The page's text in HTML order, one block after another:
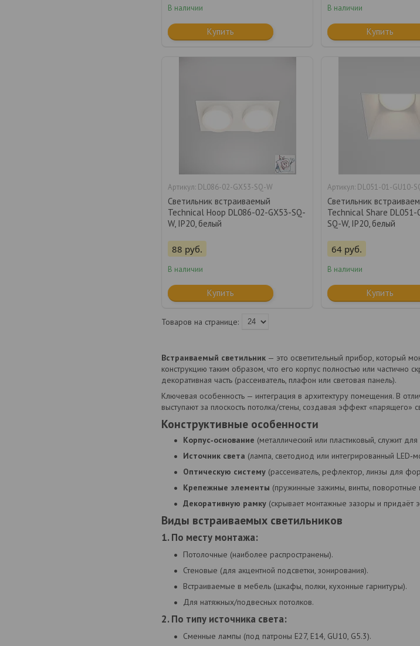
В наличии
Купить
В наличии
Купить
DL086-02-GX53-SQ-W
Светильник встраиваемый
Technical Hoop DL086-02-GX53-SQ-
W, IP20, белый
88 руб.
В наличии
Купить
DL051-01-GU10-
Светильник
Technical Share DL051-
SQ-W, IP20, белый
64 руб.
В наличии
Купить
Встраиваемый светильник — это осветительный прибор, который
конструкцию таким образом, что его корпус полностью или частично
декоративная часть (рассеиватель, плафон или световая панель).
Ключевая особенность — интеграция в архитектуру помещения. В
выступают за плоскость потолка/стены, создавая эффект «парящего»
Конструктивные особенности
Корпус‑основание (металлический или пластиковый, служит
Источник света (лампа, светодиод или интегрированный
Оптическую систему (рассеиватель, рефлектор, линзы для
Крепежные элементы (пружинные зажимы, винты, поворотные
Декоративную рамку (скрывает монтажные зазоры и придаёт
Виды встраиваемых светильников
1. По месту монтажа:
Потолочные (наиболее распространены).
Стеновые (для акцентной подсветки, зонирования).
Встраиваемые в мебель (шкафы, полки, кухонные гарнитуры).
Для натяжных/подвесных потолков.
2. По типу источника света:
Сменные лампы (под патроны E27, E14, GU10, G5.3).